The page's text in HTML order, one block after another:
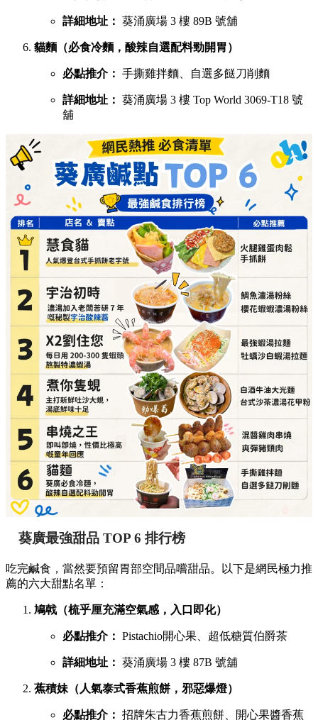
必點推介： 鯛魚濃湯粉絲、櫻花蝦蝦濃湯粉絲
詳細地址：葵涌廣場 2 樓 C28 號舖
X2劉住您（每日用200-300隻蝦頭熬製特濃蝦湯）
必點推介： 最強蝦湯拉麵、牡蠣沙白蝦湯拉麵
煮你隻蜆（主打新鮮吐沙大蜆，湯底鮮味十足）
必點推介：白酒牛油大光麵、台式沙茶濃湯花甲
粉
詳細地址：
葵涌廣場 3 樓 Top World 3069-T11 號
舖
串燒之王（即叫即燒，性價比極高的童年回憶）
必點推介：混醬雞肉串燒、爽彈豬頸肉
詳細地址：葵涌廣場 3 樓 89B 號舖
貓麵（必食冷麵，酸辣自選配料勁開胃）
必點推介： 手撕雞拌麵、自選多餸刀削麵
詳細地址：
葵涌廣場 3 樓 Top World 3069-T18 號
舖